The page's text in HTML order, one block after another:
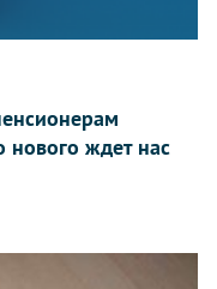
нового ждет нас